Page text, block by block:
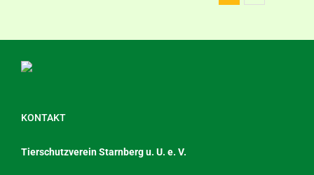
KONTAKT
Tierschutzverein Starnberg u. U. e. V.